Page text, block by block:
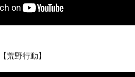
荒野行動】